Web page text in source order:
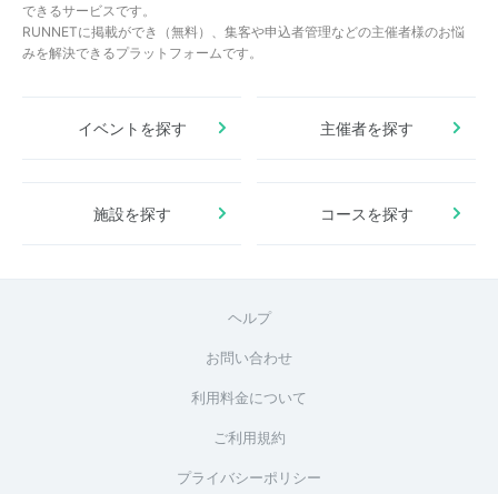
できるサービスです。
RUNNETに掲載ができ（無料）、集客や申込者管理などの主催者様のお悩
みを解決できるプラットフォームです。
イベントを探す 主催者を探す
施設を探す コースを探す
ヘルプ
お問い合わせ
利用料金について
ご利用規約
プライバシーポリシー